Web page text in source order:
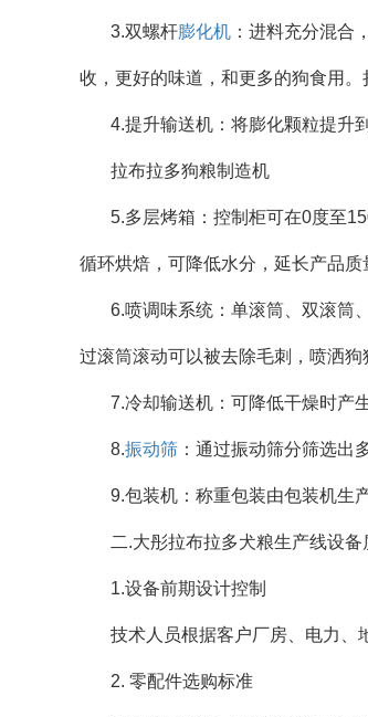
3.双螺杆膨化机 ：进料充分混合
收，更好的味道，和更多的狗食用
4.提升输送机：将膨化颗粒提升到
拉布拉多狗粮制造机
5.多层烤箱：控制柜可在0度至
循环烘焙，可降低水分，延长产品质
6.喷调味系统：单滚筒、双滚筒
过滚筒滚动可以被去除毛刺，喷洒狗
7.冷却输送机：可降低干燥时产
8.振动筛 ：通过振动筛分筛选出
9.包装机：称重包装由包装机生
二.大彤拉布拉多犬粮生产线设备
1.设备前期设计控制
技术人员根据客户厂房、电力、
2. 零配件选购标准